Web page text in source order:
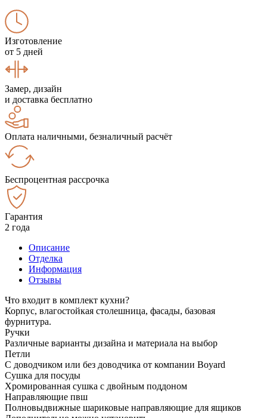
Изготовление
от 5 дней
Замер, дизайн
и доставка бесплатно
Оплата наличными, безналичный расчёт
Беспроцентная рассрочка
Гарантия
2 года
Описание
Отделка
Информация
Отзывы
Что входит в комплект кухни?
Корпус, влагостойкая столешница, фасады, базовая
фурнитура.
Ручки
Различные варианты дизайна и материала на выбор
Петли
С доводчиком или без доводчика от компании Boyard
Сушка для посуды
Хромированная сушка с двойным поддоном
Направляющие пвш
Полновыдвижные шариковые направляющие для ящиков